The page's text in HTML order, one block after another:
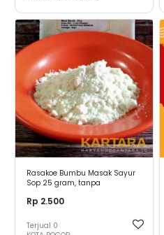
Rasakoe Bumbu Masak Sayur
Sop 25 gram, tanpa
Rp 2.500
Terjual 0